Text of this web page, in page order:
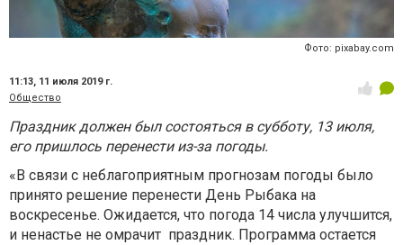
Фото: pixabay.com
11:13, 11 июля 2019 г.
Общество
Праздник должен был состояться в субботу, 13 июля,
его пришлось перенести из-за погоды.
«В связи с неблагоприятным прогнозам погоды было
принято решение перенести День Рыбака на
воскресенье. Ожидается, что погода 14 числа улучшится,
и ненастье не омрачит праздник. Программа остается